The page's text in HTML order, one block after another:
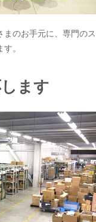
のお手元に、専門のス
。
ます